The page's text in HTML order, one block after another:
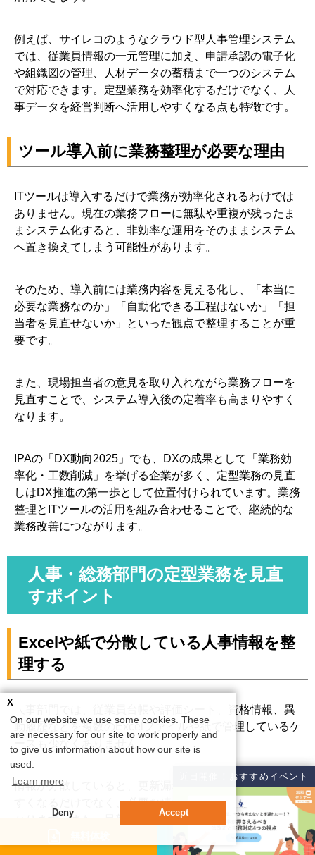
例えば、サイレコのようなクラウド型人事管理システム
では、従業員情報の一元管理に加え、申請承認の電子化
や組織図の管理、人材データの蓄積まで一つのシステム
で対応できます。定型業務を効率化するだけでなく、人
事データを経営判断へ活用しやすくなる点も特徴です。
ツール導入前に業務整理が必要な理由
ITツールは導入するだけで業務が効率化されるわけでは
ありません。現在の業務フローに無駄や重複が残ったま
まシステム化すると、非効率な運用をそのままシステム
へ置き換えてしまう可能性があります。
そのため、導入前には業務内容を見える化し、「本当に
必要な業務なのか」「自動化できる工程はないか」「担
当者を見直せないか」といった観点で整理することが重
要です。
また、現場担当者の意見を取り入れながら業務フローを
見直すことで、システム導入後の定着率も高まりやすく
なります。
IPAの「DX動向2025」でも、DXの成果として「業務効
率化・工数削減」を挙げる企業が多く、定型業務の見直
しはDX推進の第一歩として位置付けられています。業務
整理とITツールの活用を組み合わせることで、継続的な
業務改善につながります。
人事・総務部門の定型業務を見直
すポイント
Excelや紙で分散している人事情報を整
理する
人事部門では、従業員台帳や評価シート、資格情報、異
動履歴などを複数のExcelファイルや紙で管理しているケ
ースも少なくありません。
情報が分散していると、更新漏れや入力ミスが発生しや
すくなるだけでなく、必要な情報を探すまでに時間がか
かります。また、最新版が分からず、部署ごとに異なる
資料請求
近日開催！おすすめイベント
On our website we use some cookies. These
are necessary for our site to work properly and
to give us information about how our site is
used.
Learn more
X
Deny Accept